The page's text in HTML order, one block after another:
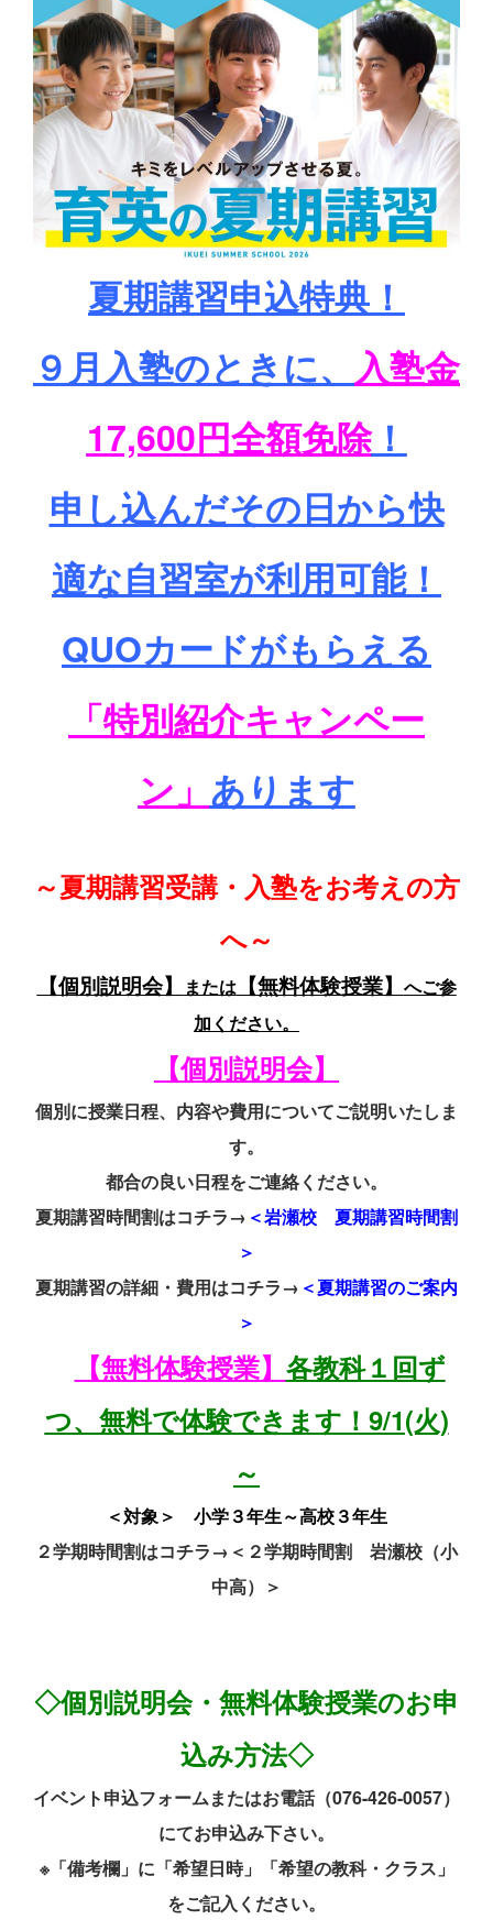
夏期講習申込特典！
９月入塾のときに、 入塾金
17,600円全額免除！
申し込んだその日から快
適な自習室が利用可能！
QUOカードがもらえる
「特別紹介キャンペー
ン」 あります
～夏期講習受講・入塾をお考えの方
へ～
【個別説明会】 または【無料体験授業】 へご参
加ください。
【個別説明会】
個別に授業日程、内容や費用についてご説明いたしま
す。
都合の良い日程をご連絡ください。
夏期講習時間割はコチラ→ ＜岩瀬校 夏期講習時間割
＞
夏期講習の詳細・費用はコチラ→ ＜夏期講習のご案内
＞
【無料体験授業】 各教科１回ず
つ、無料で体験できます！9/1(火)
～
＜対象＞ 小学３年生～高校３年生
２学期時間割はコチラ→ ＜２学期時間割 岩瀬校（小
中高）＞
◇個別説明会・無料体験授業のお申
込み方法◇
イベント申込フォームまたはお電話（076-426-0057）
にてお申込み下さい。
※「備考欄」に「希望日時」「希望の教科・クラス」
をご記入ください。